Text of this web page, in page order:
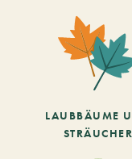
LAUBBÄUME
STRÄUCHER